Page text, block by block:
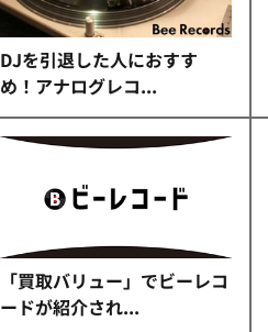
DJを引退した人におすす
め！アナログレコ...
「買取バリュー」でビーレコ
ードが紹介され...